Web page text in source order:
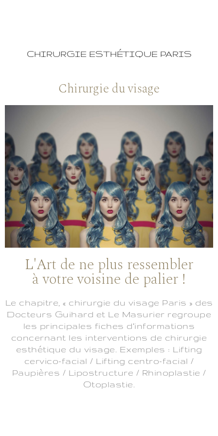
CHIRURGIE ESTHÉTIQUE PARIS
Chirurgie du visage
L'Art de ne plus ressembler
à votre voisine de palier !
Le chapitre, « chirurgie du visage Paris » des
Docteurs Guihard et Le Masurier regroupe
les principales fiches d’informations
concernant les interventions de chirurgie
esthétique du visage. Exemples : Lifting
cervico-facial / Lifting centro-facial /
Paupières / Lipostructure / Rhinoplastie /
Otoplastie.